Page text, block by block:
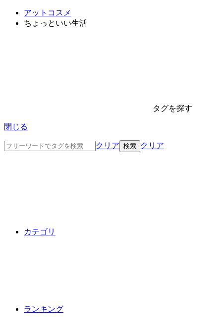
アットコスメ
ちょっといい生活
タグを探す
閉じる
クリア クリア
カテゴリ
ランキング